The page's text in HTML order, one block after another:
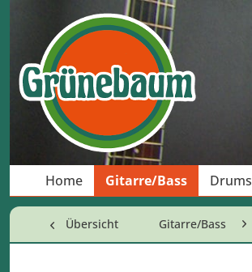
Home Gitarre/Bass Drums
Übersicht Gitarre/Bass